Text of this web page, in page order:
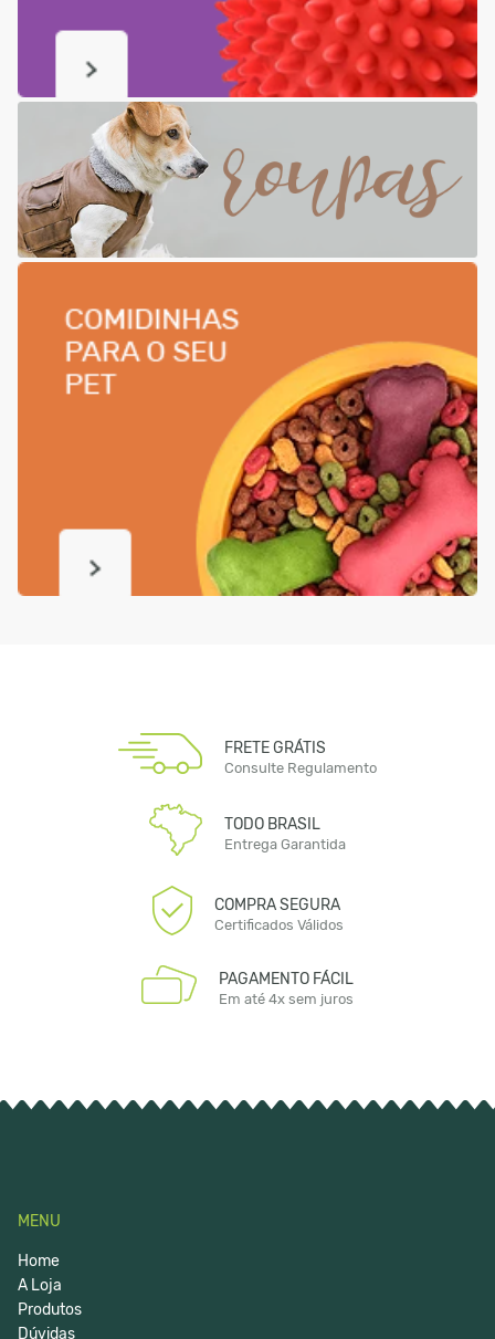
FRETE GRÁTIS
Consulte Regulamento
TODO BRASIL
Entrega Garantida
COMPRA SEGURA
Certificados Válidos
PAGAMENTO FÁCIL
Em até 4x sem juros
MENU
Home
A Loja
Produtos
Dúvidas